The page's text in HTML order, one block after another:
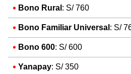
Bono Rural: S/ 760
Bono Familiar Universal: S/
Bono 600: S/ 600
Yanapay: S/ 350